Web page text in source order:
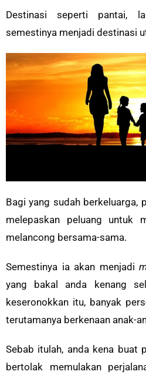
Destinasi seperti pantai,
semestinya menjadi destinasi
Bagi yang sudah berkeluarga,
melepaskan peluang untuk
melancong bersama-sama.
Semestinya ia akan menjadi
yang bakal anda kenang
keseronokkan itu, banyak
terutamanya berkenaan anak-
Sebab itulah, anda kena buat
bertolak memulakan